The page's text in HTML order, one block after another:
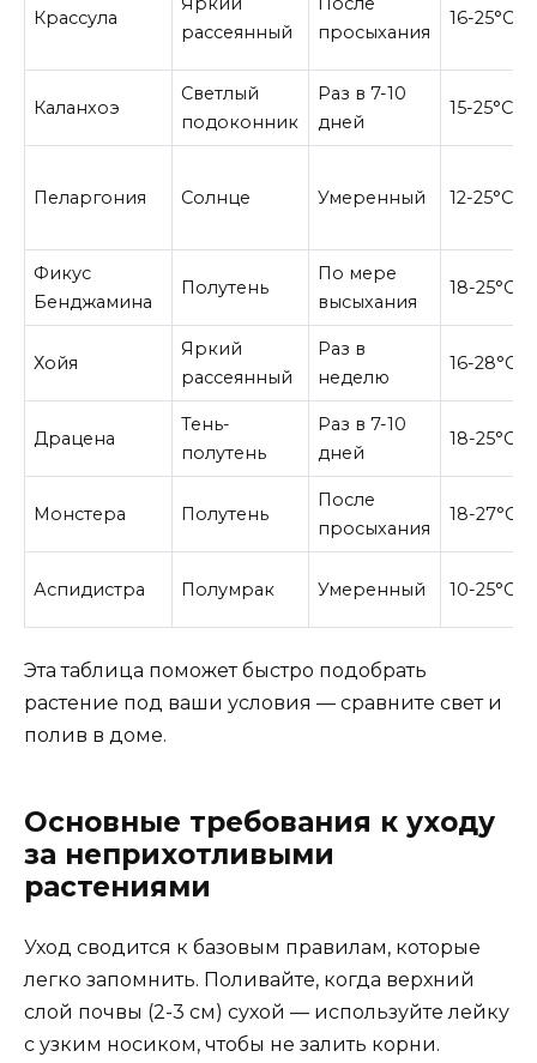
Крассула
рассеянный
просыхания
16-25°C
Каланхоэ
Светлый
подоконник
Раз в 7-10
дней
15-25°C
Пеларгония Солнце Умеренный 12-25°C
Фикус
Бенджамина
Полутень
По мере
высыхания
18-25°C
Хойя
Яркий
рассеянный
Раз в
неделю
16-28°C
Драцена
Тень-
полутень
Раз в 7-10
дней
18-25°C
Монстера Полутень
После
просыхания
18-27°C
Аспидистра Полумрак Умеренный 10-25°C
Эта таблица поможет быстро подобрать
растение под ваши условия — сравните свет и
полив в доме.
Основные требования к уходу
за неприхотливыми
растениями
Уход сводится к базовым правилам, которые
легко запомнить. Поливайте, когда верхний
слой почвы (2-3 см) сухой — используйте лейку
с узким носиком, чтобы не залить корни.